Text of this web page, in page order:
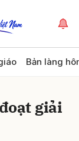
Bản làng
giải